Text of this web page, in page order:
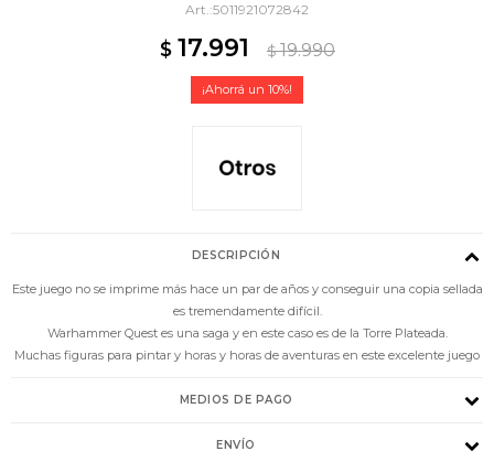
5011921072842
$ 17.991 $ 19.990
10
DESCRIPCIÓN
Este juego no se imprime más hace un par de años y conseguir una copia sellada
es tremendamente difícil.
Warhammer Quest es una saga y en este caso es de la Torre Plateada.
Muchas figuras para pintar y horas y horas de aventuras en este excelente juego
MEDIOS DE PAGO
ENVÍO